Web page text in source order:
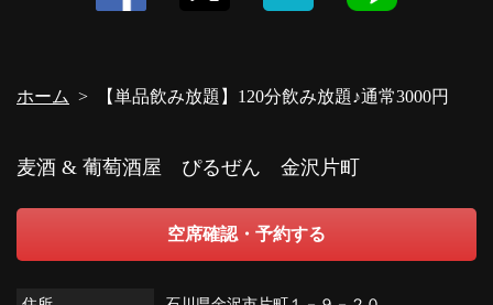
ホーム 【単品飲み放題】120分飲み放題♪通常3000円
閉じる
麦酒 & 葡萄酒屋 ぴるぜん 金沢片町
空席確認・予約する